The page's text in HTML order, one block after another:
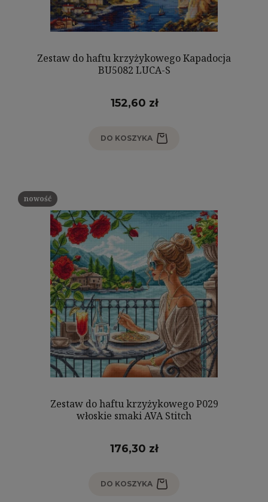
Zestaw do haftu krzyżykowego Kapadocja
BU5082 LUCA-S
152,60 zł
DO KOSZYKA
Zestaw do haftu krzyżykowego P029
włoskie smaki AVA Stitch
176,30 zł
DO KOSZYKA
nowość